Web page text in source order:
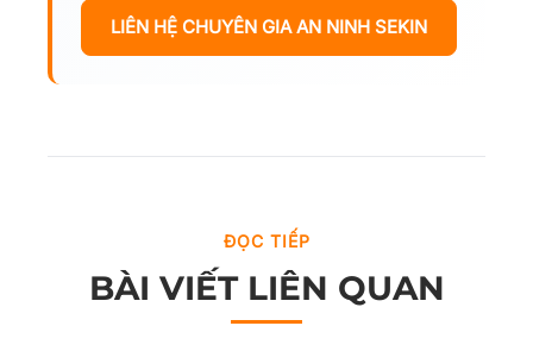
LIÊN HỆ CHUYÊN GIA AN NINH SEKIN
ĐỌC TIẾP
BÀI VIẾT LIÊN QUAN